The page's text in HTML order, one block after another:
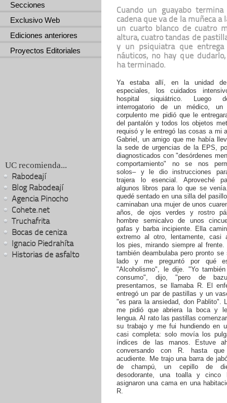
Secciones
Exclusivo Web
Ediciones anteriores
Proyectos Editoriales
UC recomienda...
Rabodeají
Blog Rabodeají
Agencia Pinocho
Cohete.net
Truchafrita
Bocas de ceniza
Ignacio Piedrahíta
Historias de asfalto
Cuando un guayabo
cadena que va de la muñeca a
un cuarto blanco de cuatro
altura, cuatro tandas de
y un psiquiatra que entrega
náuticos, no hay que
ha terminado.
Ya estaba allí, en la unidad de
especiales, los cuidados
hospital siquiátrico. Luego
interrogatorio de un médico, un
corpulento me pidió que le
del pantalón y todos los objetos
requisó y le entregó las cosas a mi
Gabriel, un amigo que me había
la sede de urgencias de la EPS,
diagnosticados con "desórdenes
comportamiento" no se nos
solos– y le dio instrucciones
trajera lo esencial. Aproveché
algunos libros para lo que se
quedé sentado en una silla del
caminaban una mujer de unos
años, de ojos verdes y rostro
hombre semicalvo de unos
gafas y barba incipiente. Ella
extremo al otro, lentamente, casi
los pies, mirando siempre al frente.
también deambulaba pero pronto
lado y me preguntó por qué
"Alcoholismo", le dije. "Yo
consumo", dijo, "pero de
presentamos, se llamaba R. El
entregó un par de pastillas y un
"es para la ansiedad, don Pablito".
me pidió que abriera la boca y
lengua. Al rato las pastillas
su trabajo y me fui hundiendo en
casi completa: solo movía los
índices de las manos. Estuve
conversando con R. hasta
acudiente. Me trajo una barra de
de champú, un cepillo de
desodorante, una toalla y cinco
asignaron una cama en una
R.